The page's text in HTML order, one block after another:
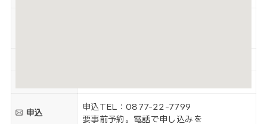
申込
申込TEL：0877-22-7799
要事前予約。電話で申し込みを